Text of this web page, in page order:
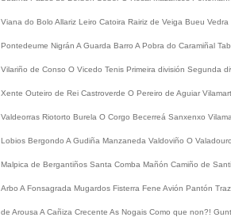
Viana do Bolo Allariz Leiro Catoira Rairiz de Veiga Bueu Vedra
Pontedeume Nigrán A Guarda Barro A Pobra do Caramiñal
Vilariño de Conso O Vicedo Tenis Primeira división Segunda
Xente Outeiro de Rei Castroverde O Pereiro de Aguiar
Valdeorras Riotorto Burela O Corgo Becerreá Sanxenxo
Lobios Bergondo A Gudiña Manzaneda Valdoviño O Valadouro
Malpica de Bergantiños Santa Comba Mañón Camiño de
Arbo A Fonsagrada Mugardos Fisterra Fene Avión Pantón
de Arousa A Cañiza Crecente As Nogais Como que non?!